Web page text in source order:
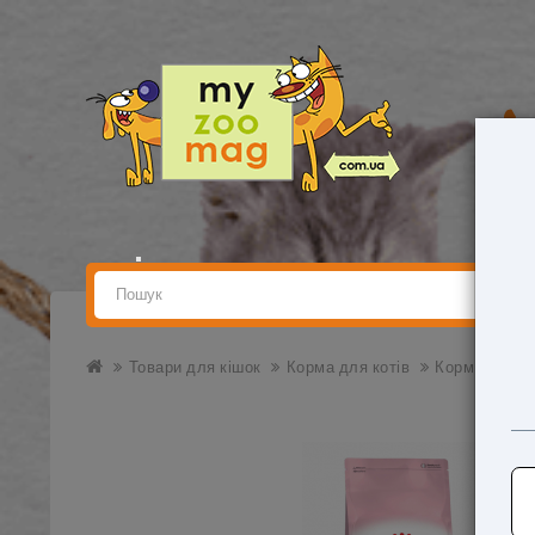
Товари для кішок Корма для котів Корм Royal